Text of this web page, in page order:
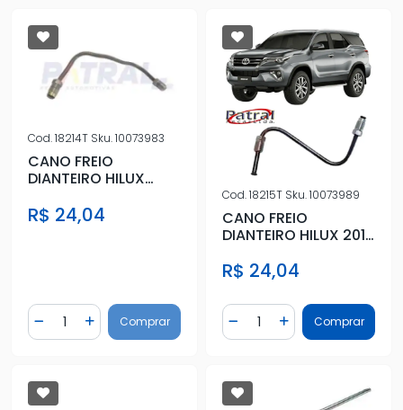
Cod.18214T Sku.10073983
CANO FREIO
DIANTEIRO HILUX
POSTERIOR
R$ 24,04
Diminuir Quantidade
Quantidade
Adicionar Quantidade
Comprar
Cod.18215T Sku.10073989
CANO FREIO
DIANTEIRO HILUX 2016
R$ 24,04
Diminuir Quantidade
Quantidade
AdicionarComprar